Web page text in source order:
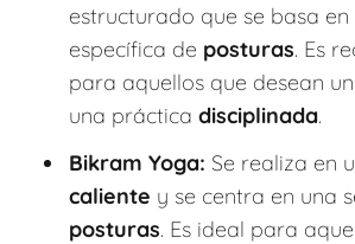
estructurado que se basa en
específica de posturas. Es
para aquellos que desean
una práctica disciplinada.
Bikram Yoga: Se realiza en
caliente y se centra en una
posturas. Es ideal para